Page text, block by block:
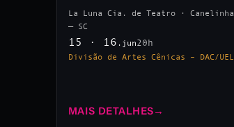
La Luna Cia. de Teatro · Canelinha
— SC
15 · 16 .jun20h
Divisão de Artes Cênicas – DAC/UEL
MAIS DETALHES →